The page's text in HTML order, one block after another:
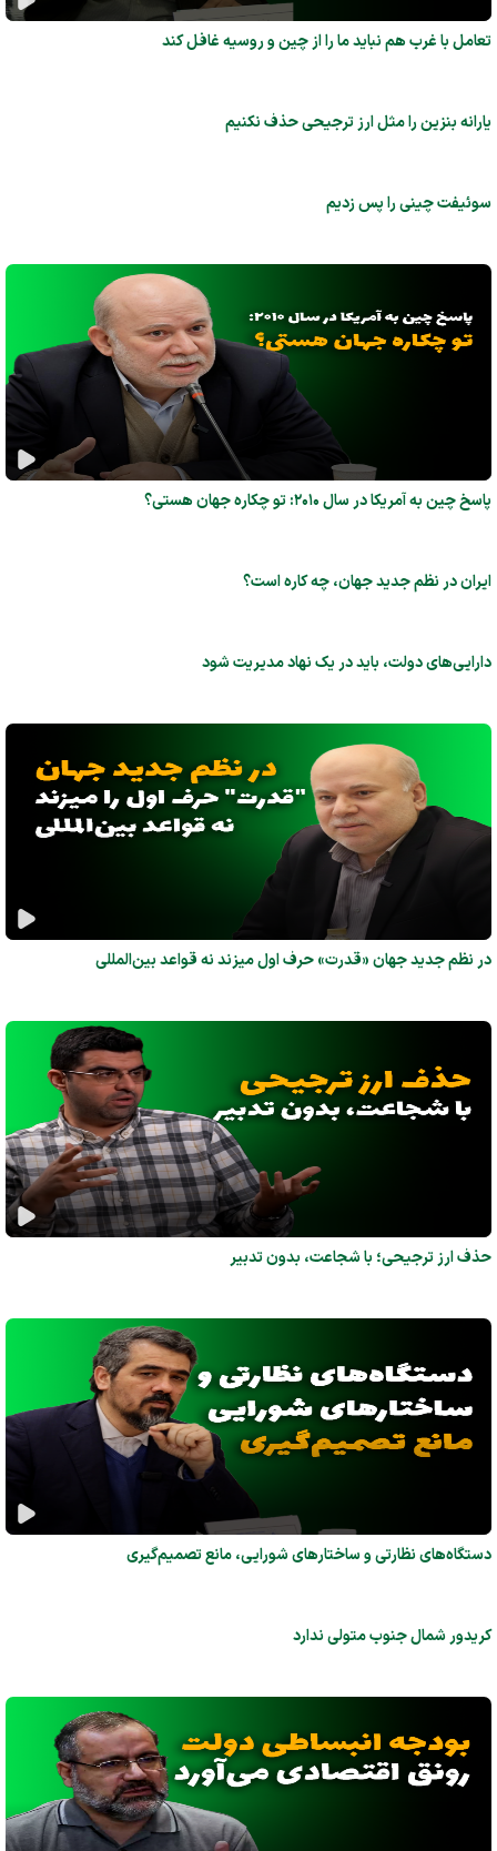
تعامل با غرب هم نباید ما را از چین و روسیه غافل کند
یارانه بنزین را مثل ارز ترجیحی حذف نکنیم
سوئیفت چینی را پس زدیم
پاسخ چین به آمریکا در سال ۲۰۱۰: تو چکاره جهان هستی؟
ایران در نظم جدید جهان، چه کاره است؟
دارایی‌های دولت، باید در یک نهاد مدیریت شود
در نظم جدید جهان «قدرت» حرف اول میزند نه قواعد بین‌المللی
حذف ارز ترجیحی؛ با شجاعت، بدون تدبیر
دستگاه‌های نظارتی و ساختارهای شورایی، مانع تصمیم‌گیری
کریدور شمال جنوب متولی ندارد